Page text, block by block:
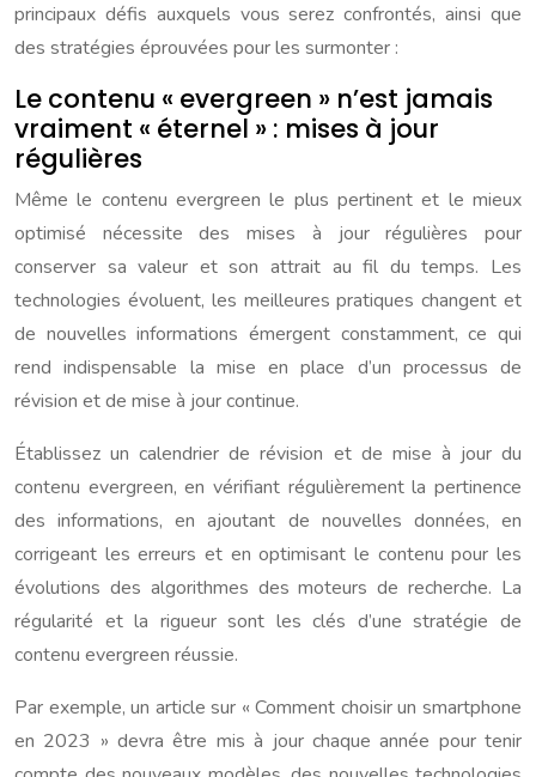
principaux défis auxquels vous serez confrontés, ainsi que
des stratégies éprouvées pour les surmonter :
Le contenu « evergreen » n’est jamais
vraiment « éternel » : mises à jour
régulières
Même le contenu evergreen le plus pertinent et le mieux
optimisé nécessite des mises à jour régulières pour
conserver sa valeur et son attrait au fil du temps. Les
technologies évoluent, les meilleures pratiques changent et
de nouvelles informations émergent constamment, ce qui
rend indispensable la mise en place d’un processus de
révision et de mise à jour continue.
Établissez un calendrier de révision et de mise à jour du
contenu evergreen, en vérifiant régulièrement la pertinence
des informations, en ajoutant de nouvelles données, en
corrigeant les erreurs et en optimisant le contenu pour les
évolutions des algorithmes des moteurs de recherche. La
régularité et la rigueur sont les clés d’une stratégie de
contenu evergreen réussie.
Par exemple, un article sur « Comment choisir un smartphone
en 2023 » devra être mis à jour chaque année pour tenir